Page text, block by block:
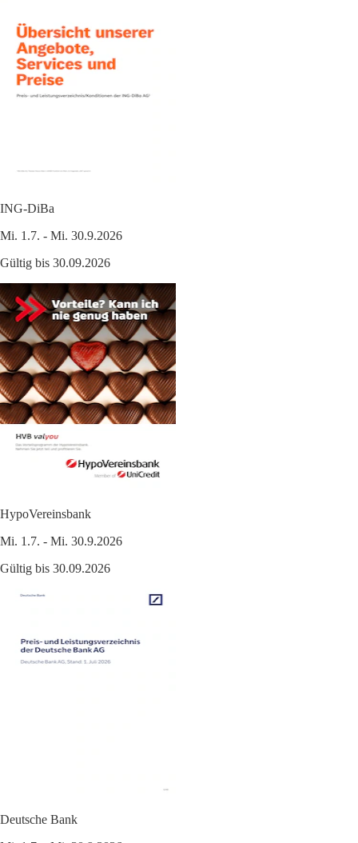
ING-DiBa
Mi. 1.7. - Mi. 30.9.2026
Gültig bis 30.09.2026
HypoVereinsbank
Mi. 1.7. - Mi. 30.9.2026
Gültig bis 30.09.2026
Deutsche Bank